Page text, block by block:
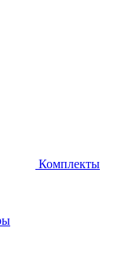
Комплекты